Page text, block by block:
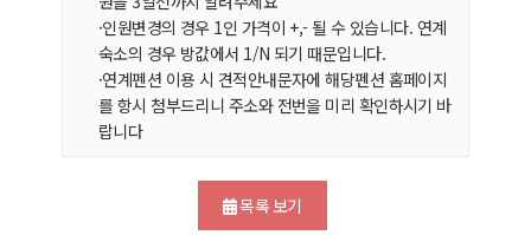
·인원변경의 경우 1인 가격이 +,- 될 수 있습니다. 연계
숙소의 경우 방값에서 1/N 되기 때문입니다.
·연계펜션 이용 시 견적안내문자에 해당펜션 홈페이지
를 항시 첨부드리니 주소와 전번을 미리 확인하시기 바
랍니다
목록 보기